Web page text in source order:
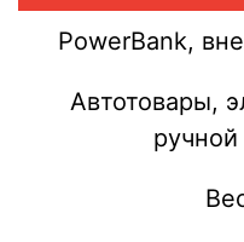
PowerBank,
Автотовары,